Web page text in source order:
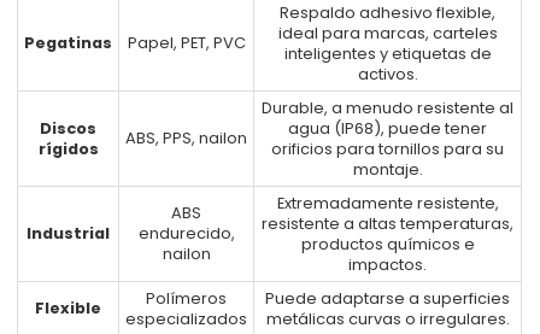
Pegatinas Papel, PET, PVC
Respaldo adhesivo flexible,
ideal para marcas, carteles
inteligentes y etiquetas de
activos.
Discos
rígidos
ABS, PPS, nailon
Durable, a menudo resistente al
agua (IP68), puede tener
orificios para tornillos para su
montaje.
Industrial
ABS
endurecido,
nailon
Extremadamente resistente,
resistente a altas temperaturas,
productos químicos e
impactos.
Flexible
Polímeros
especializados
Puede adaptarse a superficies
metálicas curvas o irregulares.